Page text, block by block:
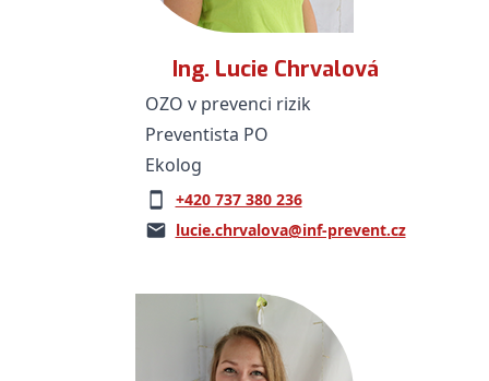
Ing. Lucie Chrvalová
OZO v prevenci rizik
Preventista PO
Ekolog
+420 737 380 236
lucie.chrvalova@inf-prevent.cz